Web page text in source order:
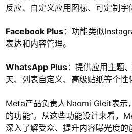
反应、自定义应用图标、可定制字
Facebook Plus：功能类似
表达和内容管理。
WhatsApp Plus：提供应用主题
天、列表自定义、高级贴纸等个性
Meta产品负责人Naomi Gleit表示
的功能”。从这些功能设计来看，
深入了解受众、提升内容曝光度